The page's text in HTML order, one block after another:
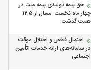
حق بیمه تولیدی بیمه ملت در
چهار ماه نخست امسال از 14.5
همت گذشت
احتمال قطعی و اختلال موقت
در سامانه‌های ارائه خدمات اتأمین
اجتماعی